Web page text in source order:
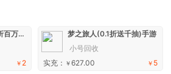
召唤师纷争（0.05折百万代金狂潮）H5
￥ 2
梦之旅人(0.1折送千抽)手游
小号回收
￥ 5
实充： ￥627.00